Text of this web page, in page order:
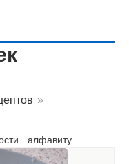
»
алфавиту